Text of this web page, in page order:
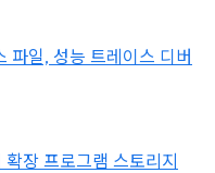
파일, 성능 트레이스 디버
장 프로그램 스토리지